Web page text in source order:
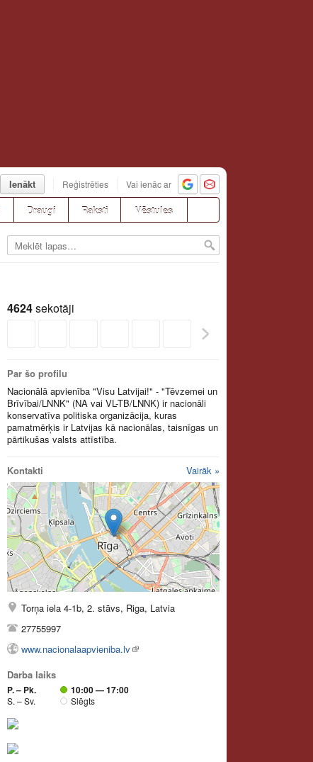
Ienākt Reģistrēties Vai ienāc ar
Draugi Raksti Vēstules
4624sekotāji
Par šo profilu
Nacionālā apvienība "Visu Latvijai!" - "Tēvzemei un
Brīvībai/LNNK" (NA vai VL-TB/LNNK) ir nacionāli
konservatīva politiska organizācija, kuras
pamatmērķis ir Latvijas kā nacionālas, taisnīgas un
pārtikušas valsts attīstība.
Kontakti Vairāk »
Torņa iela 4-1b, 2. stāvs, Riga, Latvia
27755997
www.nacionalaapvieniba.lv
Darba laiks
P. – Pk. 10:00 — 17:00
S. – Sv. Slēgts